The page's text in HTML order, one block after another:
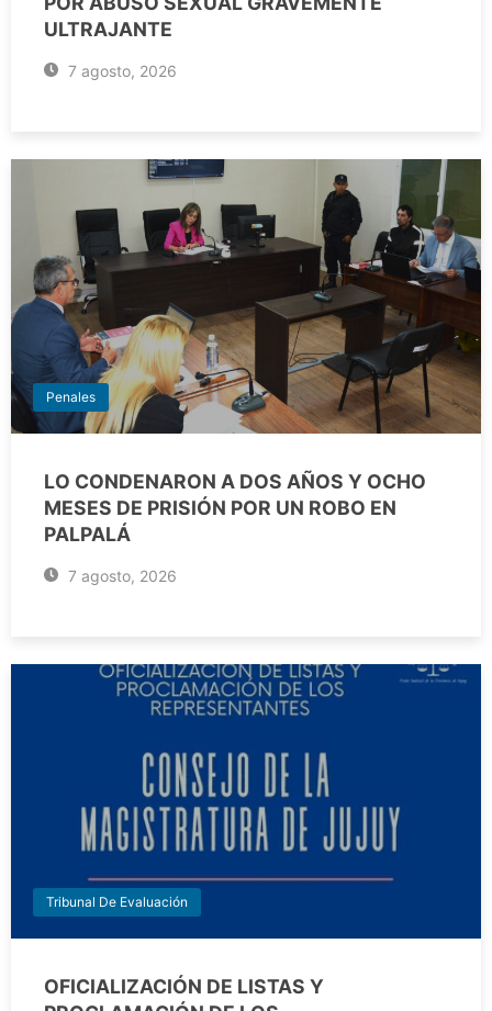
ULTRAJANTE
7 agosto, 2026
Penales
LO CONDENARON A DOS AÑOS Y OCHO
MESES DE PRISIÓN POR UN ROBO EN
PALPALÁ
7 agosto, 2026
Tribunal De Evaluación
OFICIALIZACIÓN DE LISTAS Y